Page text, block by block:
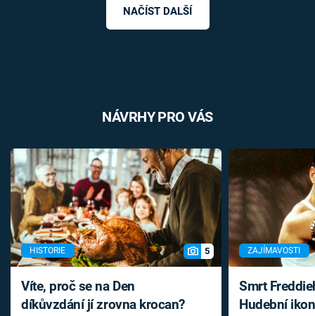
NAČÍST DALŠÍ
NÁVRHY PRO VÁS
HISTORIE 5
Víte, proč se na Den
díkůvzdání jí zrovna krocan?
ZAJÍMAVOSTI
Smrt
Hudební